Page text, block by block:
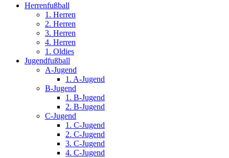
Herrenfußball
1. Herren
2. Herren
3. Herren
4. Herren
1. Oldies
Jugendfußball
A-Jugend
1. A-Jugend
B-Jugend
1. B-Jugend
2. B-Jugend
C-Jugend
1. C-Jugend
2. C-Jugend
3. C-Jugend
4. C-Jugend